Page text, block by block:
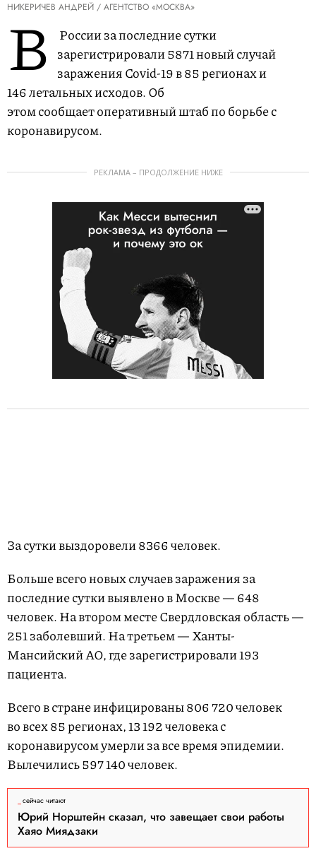
НИКЕРИЧЕВ АНДРЕЙ / АГЕНТСТВО «МОСКВА»
В
России за последние сутки
зарегистрировали 5871 новый случай
заражения Covid-19 в 85 регионах и
146 летальных исходов. Об
этом сообщает оперативный штаб по борьбе с
коронавирусом.
РЕКЛАМА – ПРОДОЛЖЕНИЕ НИЖЕ
За сутки выздоровели 8366 человек.
Больше всего новых случаев заражения за
последние сутки выявлено в Москве — 648
человек. На втором месте Свердловская область —
251 заболевший. На третьем — Ханты-
Мансийский АО, где зарегистрировали 193
пациента.
Всего в стране инфицированы 806 720 человек
во всех 85 регионах, 13 192 человека с
коронавирусом умерли за все время эпидемии.
Вылечились 597 140 человек.
сейчас читают
Юрий Норштейн сказал, что завещает свои работы
Хаяо Миядзаки